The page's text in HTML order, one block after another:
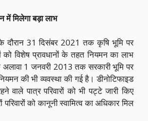
में मिलेगा बड़ा लाभ
के दौरान 31 दिसंबर 2021 तक कृषि भूमि पर
को विशेष प्रावधानों के तहत नियमन का लाभ
अलावा 1 जनवरी 2013 तक सरकारी भूमि पर
की भी व्यवस्था की गई है। डीनोटिफाइड
वाले पात्र परिवारों को भी पट्टे जारी किए
को कानूनी स्वामित्व का अधिकार मिल